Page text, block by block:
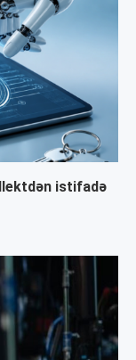
istifadə